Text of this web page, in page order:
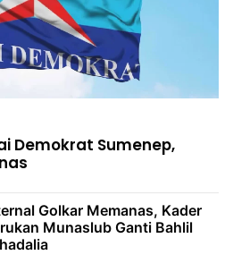
Demokrat Sumenep,
Golkar Memanas, Kader
Munaslub Ganti Bahlil